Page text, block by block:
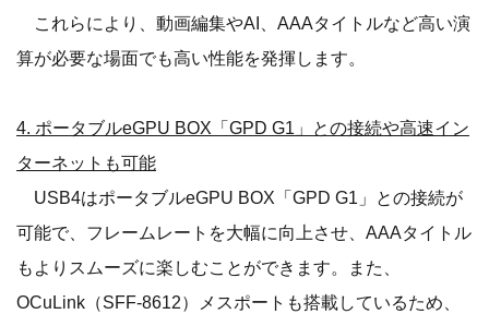
これらにより、動画編集やAI、AAAタイトルなど高い演
算が必要な場面でも高い性能を発揮します。
4. ポータブルeGPU BOX「GPD G1」との接続や高速イン
ターネットも可能
USB4はポータブルeGPU BOX「GPD G1」との接続が
可能で、フレームレートを大幅に向上させ、AAAタイトル
もよりスムーズに楽しむことができます。また、
OCuLink（SFF-8612）メスポートも搭載しているため、